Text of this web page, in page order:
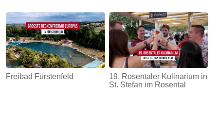
Freibad Fürstenfeld
19. Rosentaler Kulinarium in
St. Stefan im Rosental